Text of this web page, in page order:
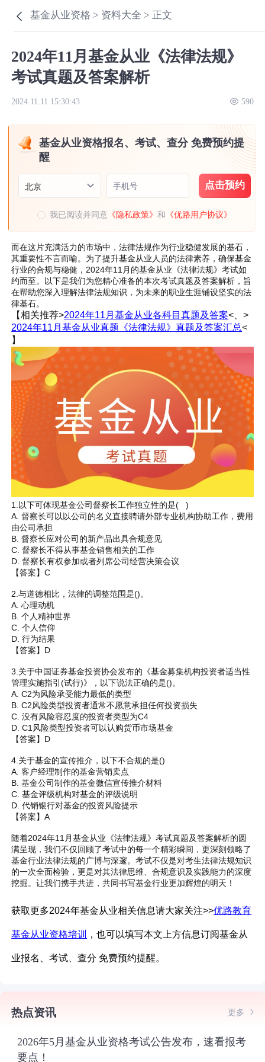
基金从业资格 > 资料大全 > 正文
2024年11月基金从业《法律法规》
考试真题及答案解析
2024.11.11 15:30:43 590
基金从业资格报名、考试、查分 免费预约提
醒
北京 手机号 点击预约
我已阅读并同意 《隐私政策》和 《优路用户协议》
而在这片充满活力的市场中，法律法规作为行业稳健发展的基石，
其重要性不言而喻。为了提升基金从业人员的法律素养，确保基金
行业的合规与稳健，2024年11月的基金从业《法律法规》考试如
约而至。以下是我们为您精心准备的本次考试真题及答案解析，旨
在帮助您深入理解法律法规知识，为未来的职业生涯铺设坚实的法
律基石。
【相关推荐>2024年11月基金从业各科目真题及答案<、>
2024年11月基金从业真题《法律法规》真题及答案汇总<
】
1.以下可体现基金公司督察长工作独立性的是( )
A. 督察长可以以公司的名义直接聘请外部专业机构协助工作，费用
由公司承担
B. 督察长应对公司的新产品出具合规意见
C. 督察长不得从事基金销售相关的工作
D. 督察长有权参加或者列席公司经营决策会议
【答案】C
2.与道德相比，法律的调整范围是()。
A. 心理动机
B. 个人精神世界
C. 个人信仰
D. 行为结果
【答案】D
3.关于中国证券基金投资协会发布的《基金募集机构投资者适当性
管理实施指引(试行)》，以下说法正确的是()。
A. C2为风险承受能力最低的类型
B. C2风险类型投资者通常不愿意承担任何投资损失
C. 没有风险容忍度的投资者类型为C4
D. C1风险类型投资者可以认购货币市场基金
【答案】D
4.关于基金的宣传推介，以下不合规的是()
A. 客户经理制作的基金营销卖点
B. 基金公司制作的基金微信宣传推介材料
C. 基金评级机构对基金的评级说明
D. 代销银行对基金的投资风险提示
【答案】A
随着2024年11月基金从业《法律法规》考试真题及答案解析的圆
满呈现，我们不仅回顾了考试中的每一个精彩瞬间，更深刻领略了
基金行业法律法规的广博与深邃。考试不仅是对考生法律法规知识
的一次全面检验，更是对其法律思维、合规意识及实践能力的深度
挖掘。让我们携手共进，共同书写基金行业更加辉煌的明天！
获取更多2024年基金从业相关信息请大家关注>>优路教育
基金从业资格培训 ，也可以填写本文上方信息订阅基金从
业报名、考试、查分 免费预约提醒。
热点资讯 更多
2026年5月基金从业资格考试公告发布，速看报考
要点！